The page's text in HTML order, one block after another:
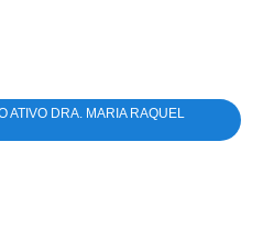
ATIVO DRA. MARIA RAQUEL